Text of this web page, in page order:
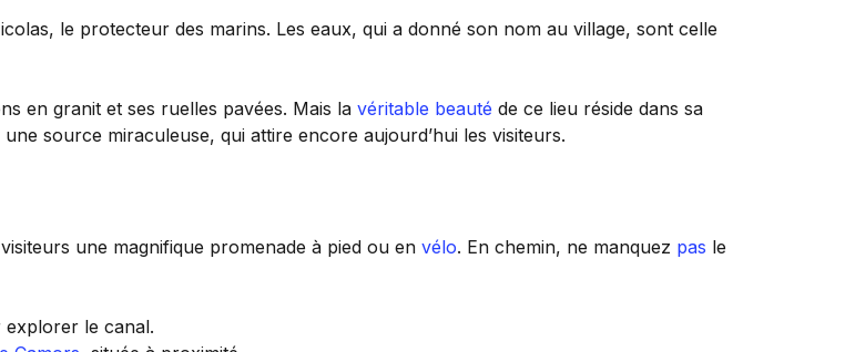
le protecteur des marins. Les eaux, qui a donné son nom au village, sont celle
en granit et ses ruelles pavées. Mais la véritable beauté de ce lieu réside dans sa
source miraculeuse, qui attire encore aujourd’hui les visiteurs.
une magnifique promenade à pied ou en vélo. En chemin, ne manquez pas le
explorer le canal.